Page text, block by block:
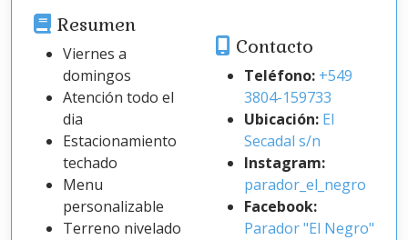
Resumen
Viernes a
domingos
Atención todo el
dia
Estacionamiento
techado
Menu
personalizable
Terreno nivelado
Contacto
Teléfono: +549
3804-159733
Ubicación: El
Secadal s/n
Instagram:
parador_el_negro
Facebook:
Parador "El Negro"